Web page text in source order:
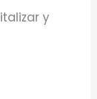
y